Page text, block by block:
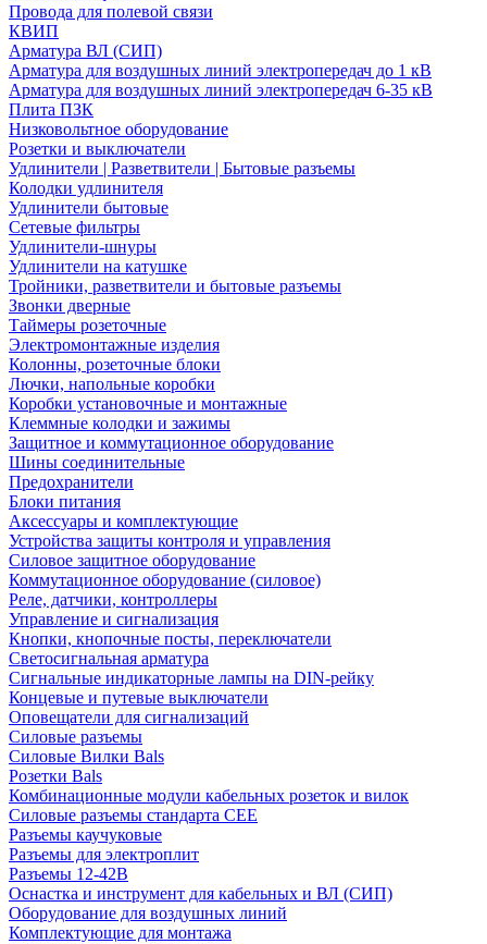
Провода для полевой связи
КВИП
Арматура ВЛ (СИП)
Арматура для воздушных линий электропередач до 1 кВ
Арматура для воздушных линий электропередач 6-35 кВ
Плита ПЗК
Низковольтное оборудование
Розетки и выключатели
Удлинители | Разветвители | Бытовые разъемы
Колодки удлинителя
Удлинители бытовые
Сетевые фильтры
Удлинители-шнуры
Удлинители на катушке
Тройники, разветвители и бытовые разъемы
Звонки дверные
Таймеры розеточные
Электромонтажные изделия
Колонны, розеточные блоки
Лючки, напольные коробки
Коробки установочные и монтажные
Клеммные колодки и зажимы
Защитное и коммутационное оборудование
Шины соединительные
Предохранители
Блоки питания
Аксессуары и комплектующие
Устройства защиты контроля и управления
Силовое защитное оборудование
Коммутационное оборудование (силовое)
Реле, датчики, контроллеры
Управление и сигнализация
Кнопки, кнопочные посты, переключатели
Светосигнальная арматура
Сигнальные индикаторные лампы на DIN-рейку
Концевые и путевые выключатели
Оповещатели для сигнализаций
Силовые разъемы
Силовые Вилки Bals
Розетки Bals
Комбинационные модули кабельных розеток и вилок
Силовые разъемы стандарта CEE
Разъемы каучуковые
Разъемы для электроплит
Разъемы 12-42В
Оснастка и инструмент для кабельных и ВЛ (СИП)
Оборудование для воздушных линий
Комплектующие для монтажа